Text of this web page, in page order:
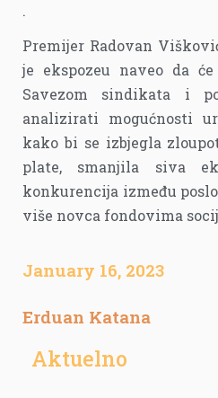
.
Premijer Radovan
je ekspozeu naveo da
Savezom sindikata i
analizirati mogućnosti
kako bi se izbjegla
plate, smanjila siva
konkurencija između
više novca fondovima
January 16, 2023
Erduan Katana
Aktuelno